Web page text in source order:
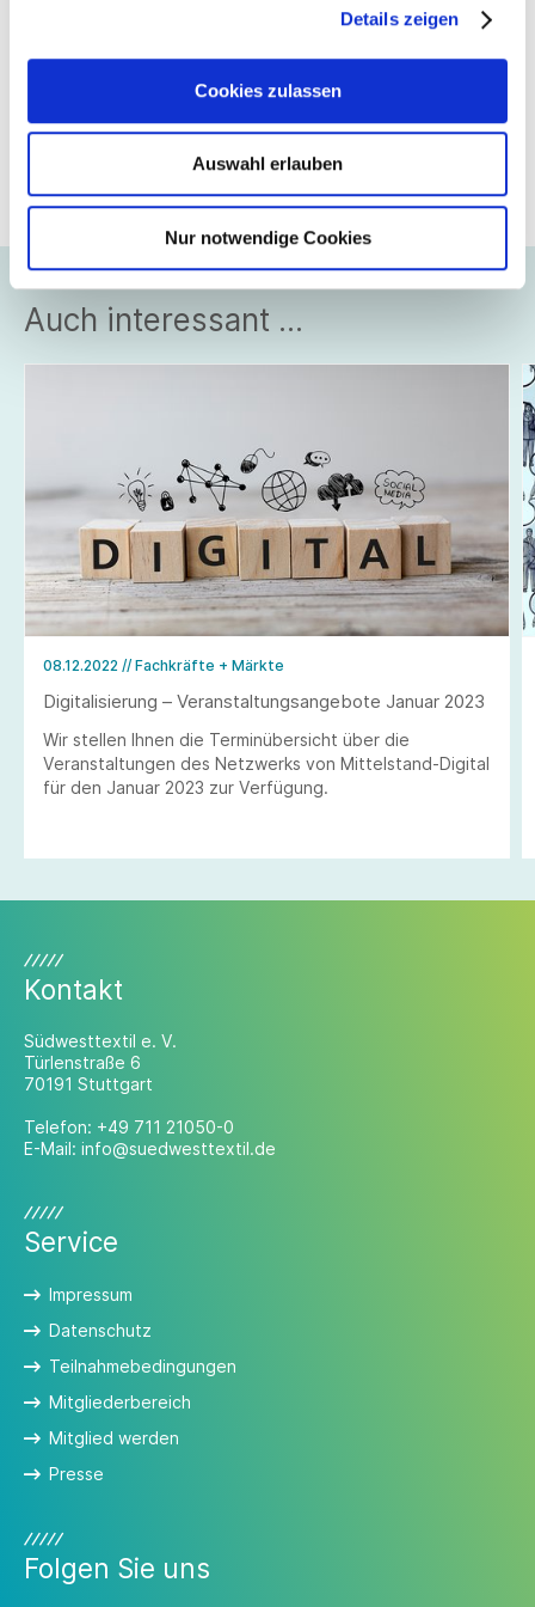
Details zeigen
Cookies zulassen
Auswahl erlauben
Nur notwendige Cookies
schneider@suedwesttextil.de
Details + Anmeldung
Auch interessant ...
08.12.2022 // Fachkräfte + Märkte
Digitalisierung – Veranstaltungsangebote Januar 2023
Wir stellen Ihnen die Terminübersicht über die
Veranstaltungen des Netzwerks von Mittelstand-Digital
für den Januar 2023 zur Verfügung.
Kontakt
Südwesttextil e. V.
Türlenstraße 6
70191 Stuttgart
Telefon: +49 711 21050-0
E-Mail: info@suedwesttextil.de
Service
Impressum
Datenschutz
Teilnahmebedingungen
Mitgliederbereich
Mitglied werden
Presse
Folgen Sie uns